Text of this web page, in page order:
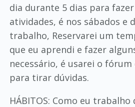
dia durante 5 dias para
atividades, é nos sábados e
trabalho, Reservarei um
que eu aprendi e fazer
necessário, é usarei o
para tirar dúvidas.
HÁBITOS: Como eu trabalho